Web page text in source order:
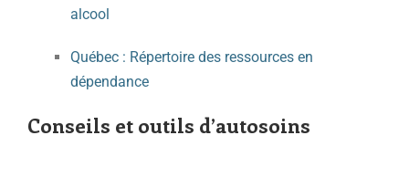
alcool
Québec : Répertoire des ressources en
dépendance
Conseils et outils d’autosoins